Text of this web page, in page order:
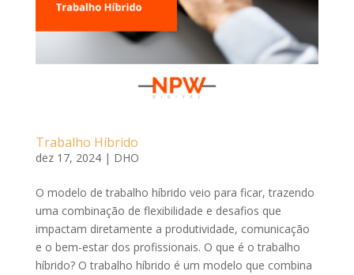
Trabalho Híbrido
dez 17, 2024| DHO
O modelo de trabalho híbrido veio para ficar, trazendo
uma combinação de flexibilidade e desafios que
impactam diretamente a produtividade, comunicação
e o bem-estar dos profissionais. O que é o trabalho
híbrido? O trabalho híbrido é um modelo que combina